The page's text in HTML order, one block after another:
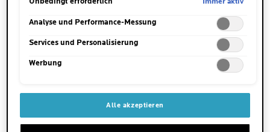
natürliche Hauterneuerung. Gleichzeitig wirkt sie
antiinflammatorisch und kann Rötungen
reduzieren.
unsere Datenschutzinformationen.
Analyse und Performance-Messung
Services und Personalisierung
Werbung
Alle akzeptieren